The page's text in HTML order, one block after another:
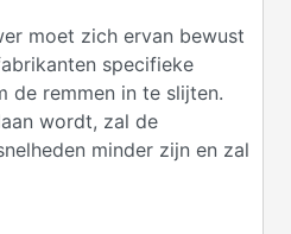
moet zich ervan bewust
specifieke
de remmen in te slijten.
wordt, zal de
minder zijn en zal